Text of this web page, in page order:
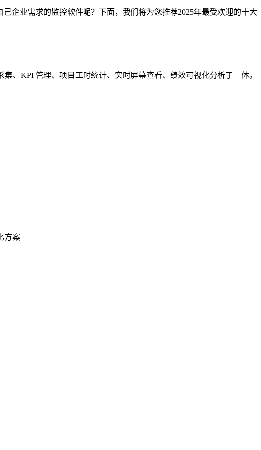
企业需求的监控软件呢？下面，我们将为您推荐2025年最受欢迎的十大
、KPI 管理、项目工时统计、实时屏幕查看、绩效可视化分析于一体。
方案